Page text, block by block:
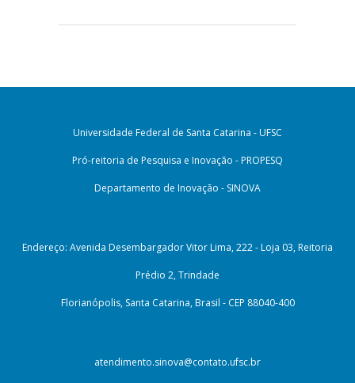
Universidade Federal de Santa Catarina - UFSC
Pró-reitoria de Pesquisa e Inovação - PROPESQ
Departamento de Inovação - SINOVA
Endereço: Avenida Desembargador Vitor Lima, 222 - Loja 03, Reitoria
Prédio 2, Trindade
Florianópolis, Santa Catarina, Brasil - CEP 88040-400
atendimento.sinova@contato.ufsc.br